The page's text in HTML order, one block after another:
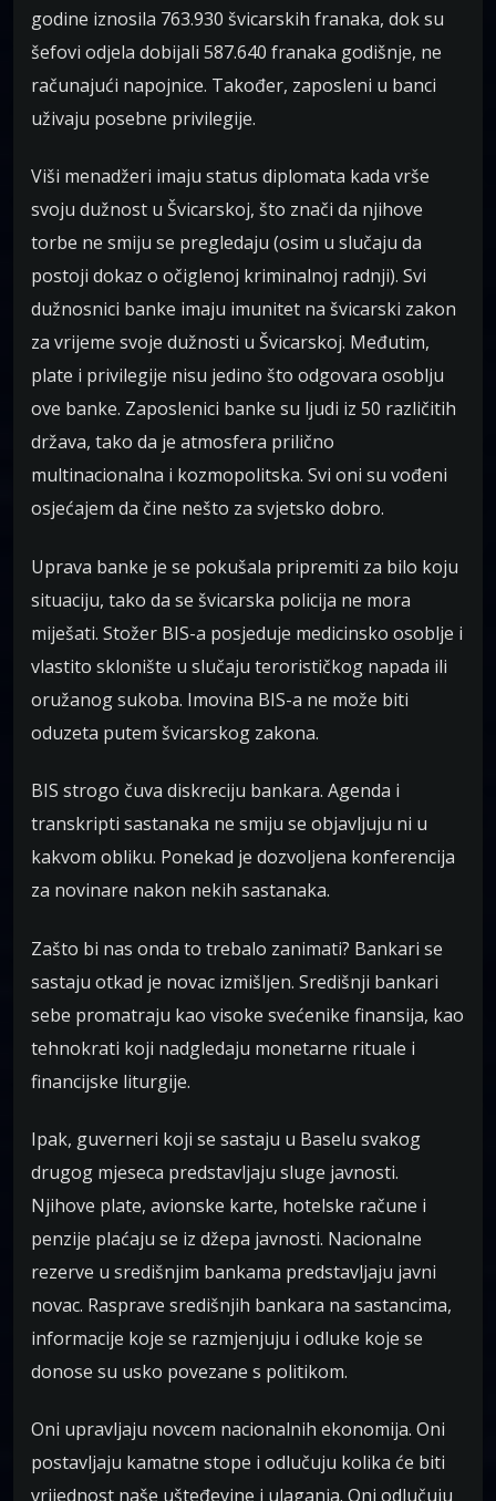
godine iznosila 763.930 švicarskih franaka, dok su
šefovi odjela dobijali 587.640 franaka godišnje, ne
računajući napojnice. Također, zaposleni u banci
uživaju posebne privilegije.
Viši menadžeri imaju status diplomata kada vrše
svoju dužnost u Švicarskoj, što znači da njihove
torbe ne smiju se pregledaju (osim u slučaju da
postoji dokaz o očiglenoj kriminalnoj radnji). Svi
dužnosnici banke imaju imunitet na švicarski zakon
za vrijeme svoje dužnosti u Švicarskoj. Međutim,
plate i privilegije nisu jedino što odgovara osoblju
ove banke. Zaposlenici banke su ljudi iz 50 različitih
država, tako da je atmosfera prilično
multinacionalna i kozmopolitska. Svi oni su vođeni
osjećajem da čine nešto za svjetsko dobro.
Uprava banke je se pokušala pripremiti za bilo koju
situaciju, tako da se švicarska policija ne mora
miješati. Stožer BIS-a posjeduje medicinsko osoblje i
vlastito sklonište u slučaju terorističkog napada ili
oružanog sukoba. Imovina BIS-a ne može biti
oduzeta putem švicarskog zakona.
BIS strogo čuva diskreciju bankara. Agenda i
transkripti sastanaka ne smiju se objavljuju ni u
kakvom obliku. Ponekad je dozvoljena konferencija
za novinare nakon nekih sastanaka.
Zašto bi nas onda to trebalo zanimati? Bankari se
sastaju otkad je novac izmišljen. Središnji bankari
sebe promatraju kao visoke svećenike finansija, kao
tehnokrati koji nadgledaju monetarne rituale i
financijske liturgije.
Ipak, guverneri koji se sastaju u Baselu svakog
drugog mjeseca predstavljaju sluge javnosti.
Njihove plate, avionske karte, hotelske račune i
penzije plaćaju se iz džepa javnosti. Nacionalne
rezerve u središnjim bankama predstavljaju javni
novac. Rasprave središnjih bankara na sastancima,
informacije koje se razmjenjuju i odluke koje se
donose su usko povezane s politikom.
Oni upravljaju novcem nacionalnih ekonomija. Oni
postavljaju kamatne stope i odlučuju kolika će biti
vrijednost naše ušteđevine i ulaganja. Oni odlučuju